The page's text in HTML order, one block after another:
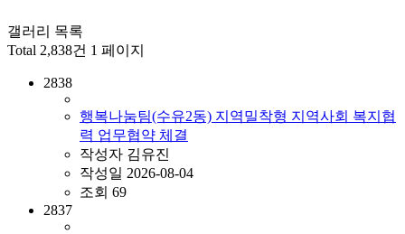
갤러리 목록
Total 2,838건 1 페이지
2838
행복나눔팀(수유2동) 지역밀착형 지역사회 복지협
력 업무협약 체결
작성자 김유진
작성일 2026-08-04
조회 69
2837